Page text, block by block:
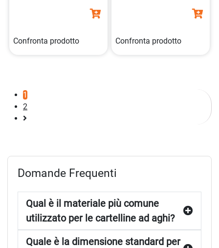
Confronta prodotto Confronta prodotto
1
2
Domande Frequenti
Qual è il materiale più comune
utilizzato per le cartelline ad aghi?
Quale è la dimensione standard per